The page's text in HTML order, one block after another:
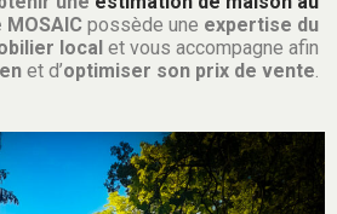
possède une expertise du
local et vous accompagne afin
et d’optimiser son prix de vente.